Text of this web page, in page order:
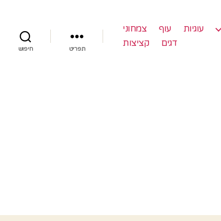
עוגיות עוף
צמחוני
דגים
קציצות
תפריט חיפוש